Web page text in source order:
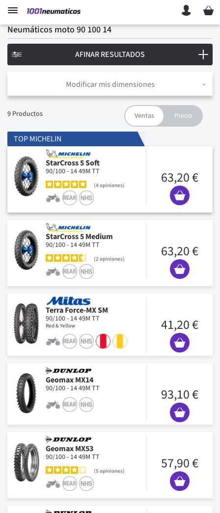
Mi
Neumáticos moto 90 100 14
Modificar mis dimensiones
9 Productos
TOP MICHELIN
StarCross 5 Soft
90/100 - 14 49M TT
4opiniones 63,20 €
StarCross 5 Medium
90/100 - 14 49M TT
2 opiniones 63,20 €
Terra Force-MX SM
90/100 - 14 49M TT
Red & Yellow 41,20 €
Geomax MX14
90/100 - 14 49M TT 93,10 €
Geomax MX53
90/100 - 14 49M TT
5 opiniones 57,90 €
AFINAR RESULTADOS